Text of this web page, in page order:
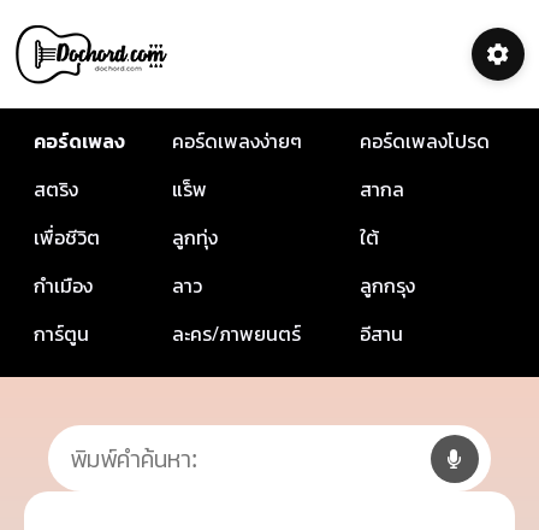
คอร์ดเพลง คอร์ดเพลงง่ายๆ
คอร์ดเพลงโปรด
สตริง
แร็พ
สากล
เพื่อชีวิต
ลูกทุ่ง
ใต้
กำเมือง
ลาว
ลูกกรุง
การ์ตูน
ละคร/ภาพยนตร์ อีสาน